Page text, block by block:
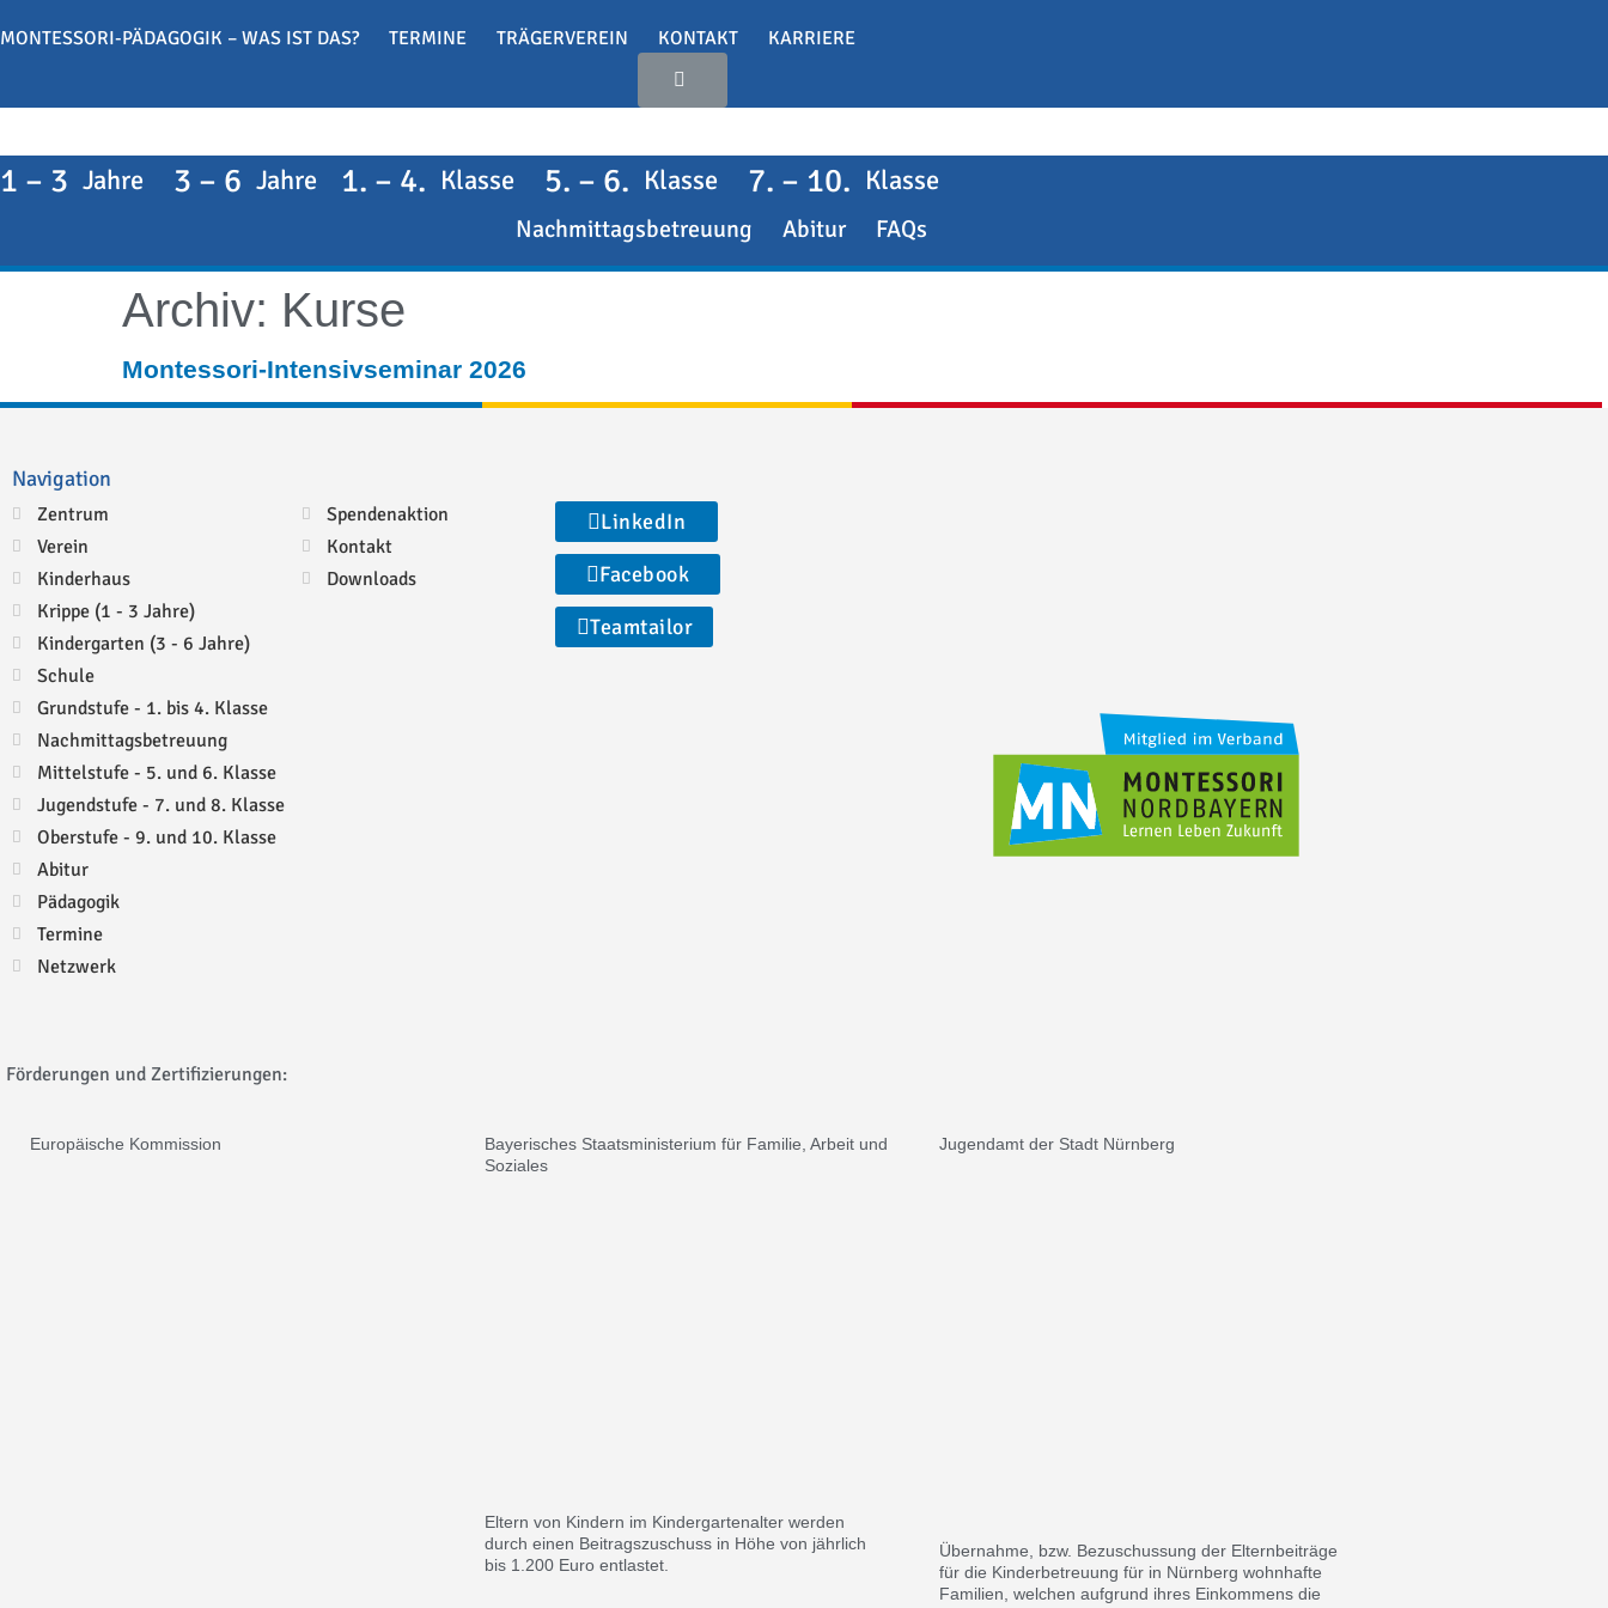
MONTESSORI-PÄDAGOGIK – WAS IST DAS? TERMINE TRÄGERVEREIN KONTAKT KARRIERE
1 – 3 Jahre 3 – 6 Jahre 1. – 4. Klasse 5. – 6. Klasse 7. – 10. Klasse
Nachmittagsbetreuung Abitur FAQs
Archiv: Kurse
Montessori-Intensivseminar 2026
Navigation
Zentrum
Verein
Kinderhaus
Krippe (1 - 3 Jahre)
Kindergarten (3 - 6 Jahre)
Schule
Grundstufe - 1. bis 4. Klasse
Nachmittagsbetreuung
Mittelstufe - 5. und 6. Klasse
Jugendstufe - 7. und 8. Klasse
Oberstufe - 9. und 10. Klasse
Abitur
Pädagogik
Termine
Netzwerk
Spendenaktion
Kontakt
Downloads
LinkedIn
Facebook
Teamtailor
Förderungen und Zertifizierungen:
Europäische Kommission
Bayerisches Staatsministerium für Familie, Arbeit und
Soziales
Eltern von Kindern im Kindergartenalter werden
durch einen Beitragszuschuss in Höhe von jährlich
bis 1.200 Euro entlastet.
Jugendamt der Stadt Nürnberg
Übernahme, bzw. Bezuschussung der Elternbeiträge
für die Kinderbetreuung für in Nürnberg wohnhafte
Familien, welchen aufgrund ihres Einkommens die